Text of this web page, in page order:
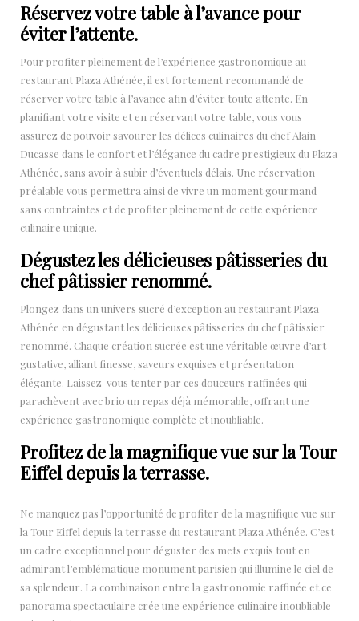
Réservez votre table à l’avance pour
éviter l’attente.
Pour profiter pleinement de l’expérience gastronomique au
restaurant Plaza Athénée, il est fortement recommandé de
réserver votre table à l’avance afin d’éviter toute attente. En
planifiant votre visite et en réservant votre table, vous vous
assurez de pouvoir savourer les délices culinaires du chef Alain
Ducasse dans le confort et l’élégance du cadre prestigieux du Plaza
Athénée, sans avoir à subir d’éventuels délais. Une réservation
préalable vous permettra ainsi de vivre un moment gourmand
sans contraintes et de profiter pleinement de cette expérience
culinaire unique.
Dégustez les délicieuses pâtisseries du
chef pâtissier renommé.
Plongez dans un univers sucré d’exception au restaurant Plaza
Athénée en dégustant les délicieuses pâtisseries du chef pâtissier
renommé. Chaque création sucrée est une véritable œuvre d’art
gustative, alliant finesse, saveurs exquises et présentation
élégante. Laissez-vous tenter par ces douceurs raffinées qui
parachèvent avec brio un repas déjà mémorable, offrant une
expérience gastronomique complète et inoubliable.
Profitez de la magnifique vue sur la Tour
Eiffel depuis la terrasse.
Ne manquez pas l’opportunité de profiter de la magnifique vue sur
la Tour Eiffel depuis la terrasse du restaurant Plaza Athénée. C’est
un cadre exceptionnel pour déguster des mets exquis tout en
admirant l’emblématique monument parisien qui illumine le ciel de
sa splendeur. La combinaison entre la gastronomie raffinée et ce
panorama spectaculaire crée une expérience culinaire inoubliable